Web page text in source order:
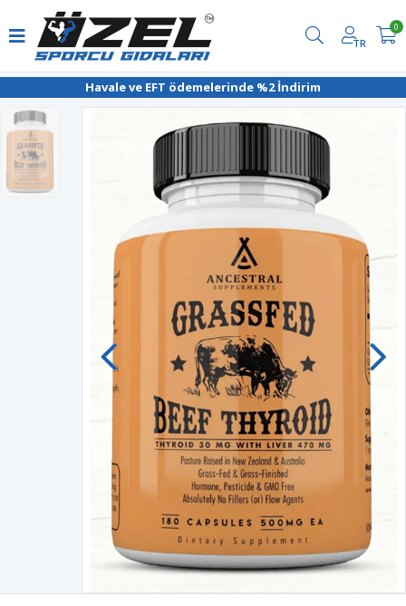
Havale ve EFT ödemelerinde %2 İndirim
TR
0